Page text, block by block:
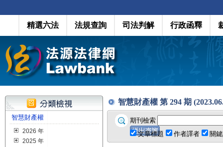
精選六法 法規查詢 司法判解 行政函釋
智慧財產權
2026 年
2025 年
智慧財產權 第 294 期
期刊檢索
文章標題
作者譯者 關